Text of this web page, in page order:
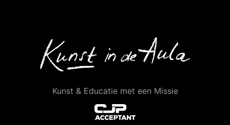
Kunst & Educatie met een Missie